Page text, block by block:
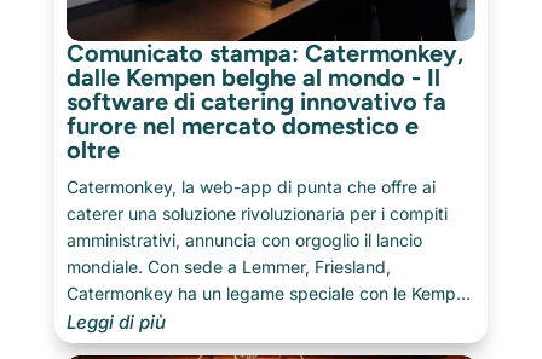
Comunicato stampa: Catermonkey,
dalle Kempen belghe al mondo - Il
software di catering innovativo fa
furore nel mercato domestico e
oltre
Catermonkey, la web-app di punta che offre ai
caterer una soluzione rivoluzionaria per i compiti
amministrativi, annuncia con orgoglio il lancio
mondiale. Con sede a Lemmer, Friesland,
Catermonkey ha un legame speciale con le Kempen
belghe, terra natale del CEO Maty Van Geirt, che
ha fondato diversi concept di catering di successo,
Leggi di più